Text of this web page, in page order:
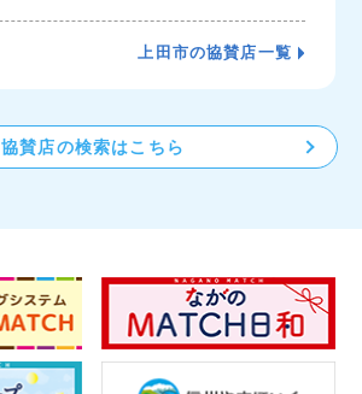
上田市の協賛店一覧
協賛店の検索はこちら